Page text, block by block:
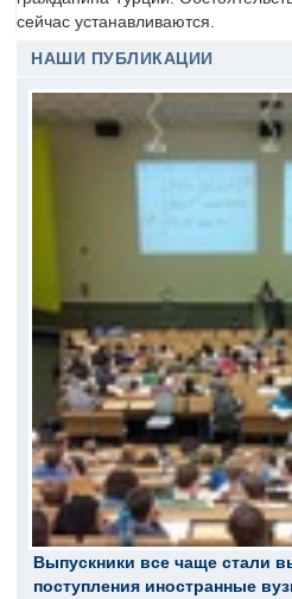
сейчас устанавливаются.
НАШИ ПУБЛИКАЦИИ
Выпускники все чаще стали
поступления иностранные